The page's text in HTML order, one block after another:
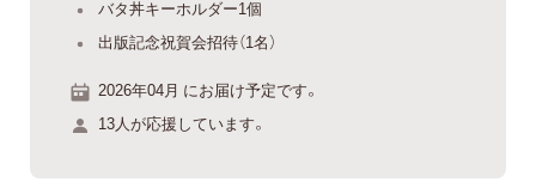
バタ丼キーホルダー1個
出版記念祝賀会招待（1名）
2026年04月 にお届け予定です。
13人が応援しています。